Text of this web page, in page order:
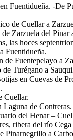
Fuentidueña. -De
de Cuellar a
Zarzuela del Pinar
las hoces
Fuentidueña.
de Fuentepelayo a
Turégano a
en Cuevas de
Cuellar.
Laguna de Contreras.
del Henar –
ribera del río
Pinarnegrillo a